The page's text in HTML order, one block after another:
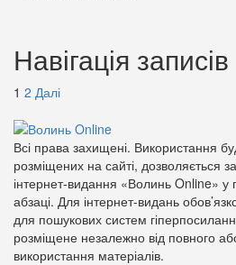
Навігація записів
1 2 Далі
Всі права захищені. Використання
розміщених на сайті, дозволяється
інтернет-видання «Волинь Online»
абзаці. Для інтернет-видань
для пошукових систем
розміщене незалежно від повного
використання матеріалів.